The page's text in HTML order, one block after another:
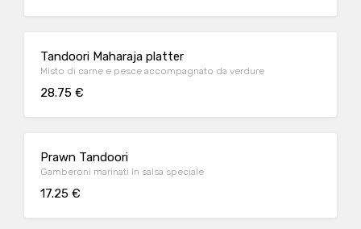
Tandoori Maharaja platter
Misto di carne e pesce accompagnato da verdure
28.75 €
Prawn Tandoori
Gamberoni marinati in salsa speciale
17.25 €